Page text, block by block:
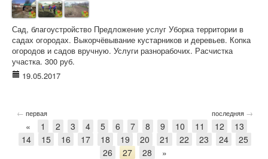
Сад, благоустройство Предложение услуг Уборка территории в
садах огородах. Выкорчёвывание кустарников и деревьев. Копка
огородов и садов вручную. Услуги разнорабочих. Расчистка
участка. 300 руб.
19.05.2017
← первая последняя →
« 1 2 3 4 5 6 7 8 9 10 11 12
13
14
15 16 17 18 19 20 21 22 23 24
25
26
27 28 »